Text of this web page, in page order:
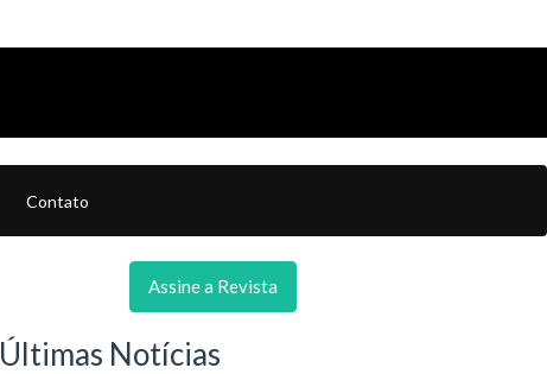
Contato
Assine a Revista
Últimas Notícias